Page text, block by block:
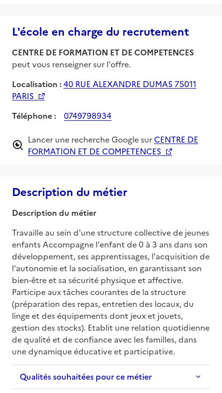
L'école en charge du recrutement
CENTRE DE FORMATION ET DE COMPETENCES
peut vous renseigner sur l'offre.
Localisation :40 RUE ALEXANDRE DUMAS 75011
PARIS
Téléphone :
0749798934
Lancer une recherche Google surCENTRE DE
FORMATION ET DE COMPETENCES
Description du métier
Description du métier
Travaille au sein d'une structure collective de jeunes
enfants Accompagne l'enfant de 0 à 3 ans dans son
développement, ses apprentissages, l'acquisition de
l'autonomie et la socialisation, en garantissant son
bien-être et sa sécurité physique et affective.
Participe aux tâches courantes de la structure
(préparation des repas, entretien des locaux, du
linge et des équipements dont jeux et jouets,
gestion des stocks). Etablit une relation quotidienne
de qualité et de confiance avec les familles, dans
une dynamique éducative et participative.
Qualités souhaitées pour ce métier